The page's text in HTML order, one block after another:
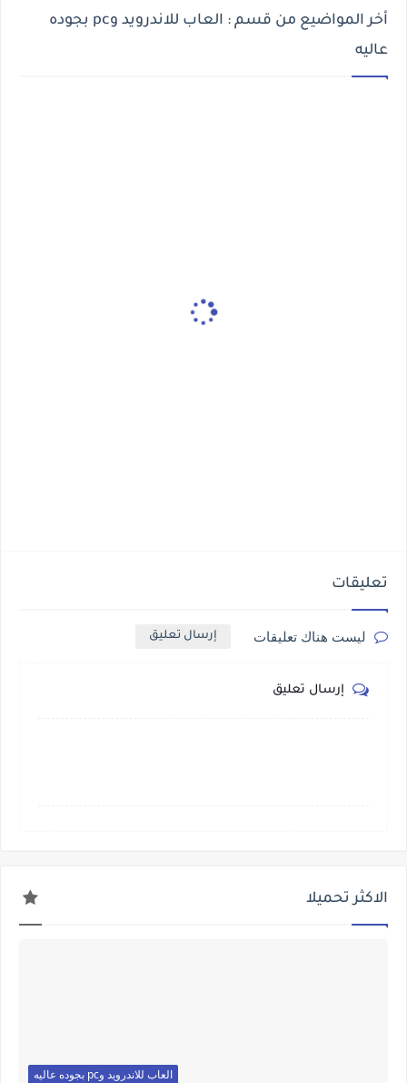
أخر المواضيع من قسم : العاب للاندرويد وpc بجوده
عاليه
تعليقات
ليست هناك تعليقات إرسال تعليق
إرسال تعليق
الاكثر تحميلا
العاب للاندرويد وpc بجوده عاليه